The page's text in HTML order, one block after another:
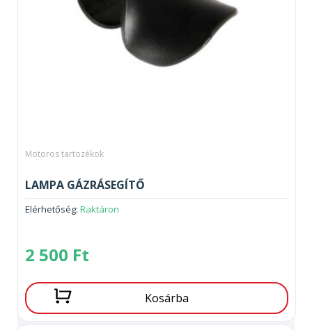
Motoros tartozékok
LAMPA GÁZRÁSEGÍTŐ
Elérhetőség: Raktáron
2 500 Ft
Kosárba